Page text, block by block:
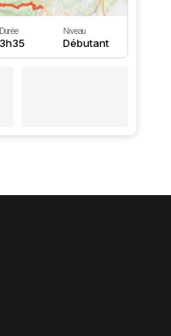
Durée
3h35
Niveau
Débutant